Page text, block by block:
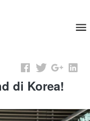
di Korea!